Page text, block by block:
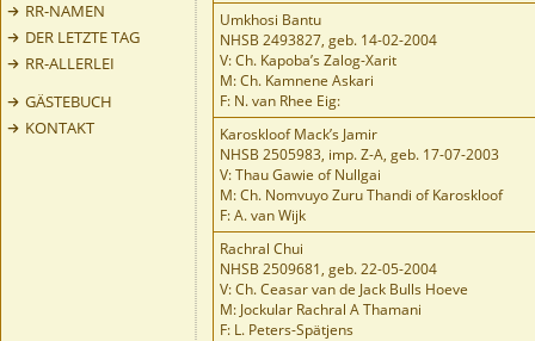
RR-NAMEN
DER LETZTE TAG
RR-ALLERLEI
GÄSTEBUCH
KONTAKT
Umkhosi Bantu
NHSB 2493827, geb. 14-02-2004
V: Ch. Kapoba’s Zalog-Xarit
M: Ch. Kamnene Askari
F: N. van Rhee Eig:
Karoskloof Mack’s Jamir
NHSB 2505983, imp. Z-A, geb. 17-07-2003
V: Thau Gawie of Nullgai
M: Ch. Nomvuyo Zuru Thandi of Karoskloof
F: A. van Wijk
Rachral Chui
NHSB 2509681, geb. 22-05-2004
V: Ch. Ceasar van de Jack Bulls Hoeve
M: Jockular Rachral A Thamani
F: L. Peters-Spätjens